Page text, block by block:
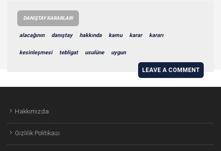
DANIŞTAY KARARLARI
alacağının danıştay hakkında kamu karar kararı
kesinleşmesi tebligat usulüne uygun
LEAVE A COMMENT
Hakkımızda
Gizlilik Politikası